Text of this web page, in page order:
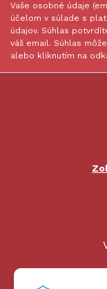
Vaše osobné údaje
účelom v súlade s
údajov. Súhlas
váš email. Súhlas
alebo kliknutím na